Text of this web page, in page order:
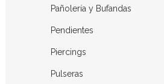
Pañolería y Bufandas
Pendientes
Piercings
Pulseras